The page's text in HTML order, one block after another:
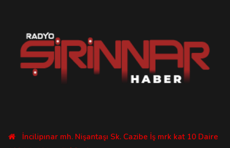
İncilipınar mh. Nişantaşı Sk. Cazibe İş mrk kat 10 Daire